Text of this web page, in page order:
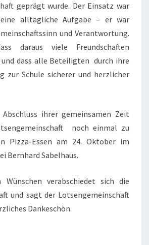
geprägt wurde. Der Einsatz war
alltägliche Aufgabe – er war
und Verantwortung.
daraus viele Freundschaften
dass alle Beteiligten durch ihre
zur Schule sicherer und herzlicher
ihrer gemeinsamen Zeit
noch einmal zu
Pizza-Essen am 24. Oktober im
Bernhard Sabelhaus.
verabschiedet sich die
und sagt der Lotsengemeinschaft
Dankeschön.